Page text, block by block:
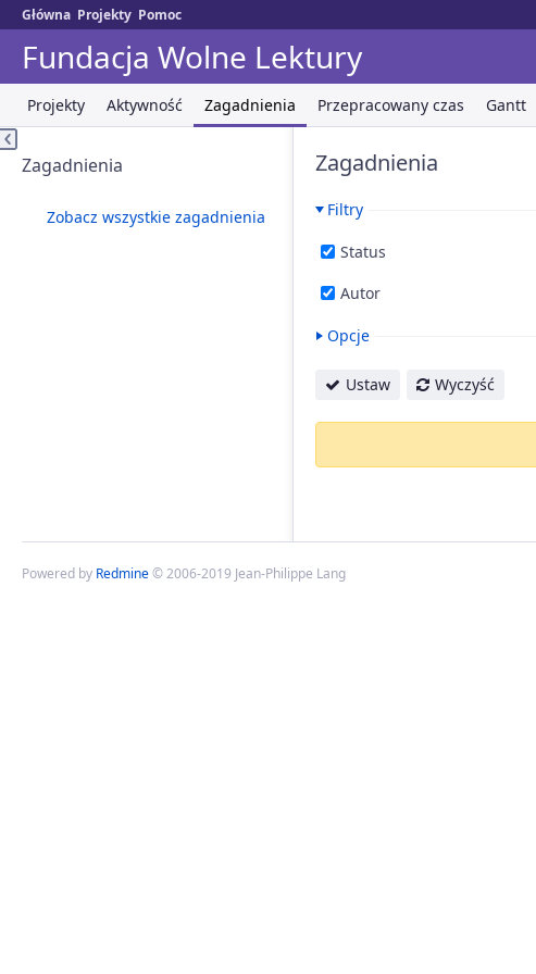
Główna Projekty Pomoc
Fundacja Wolne Lektury
Projekty Aktywność Zagadnienia Przepracowany czas Gantt
Zagadnienia
Zobacz wszystkie zagadnienia
Zagadnienia
Filtry
Status
Autor
Opcje
Ustaw Wyczyść
Powered by Redmine© 2006-2019 Jean-Philippe Lang